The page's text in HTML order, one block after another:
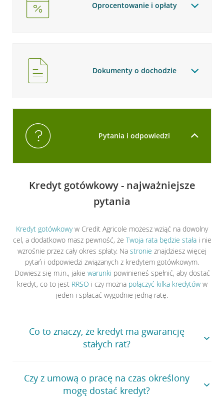
Oprocentowanie i opłaty
Dokumenty o dochodzie
Pytania i odpowiedzi
Kredyt gotówkowy - najważniejsze
pytania
Kredyt gotówkowyw Credit Agricole możesz wziąć na dowolny
cel, a dodatkowo masz pewność, że Twoja rata będzie stałai nie
wzrośnie przez cały okres spłaty. Na stronie znajdziesz więcej
pytań i odpowiedzi związanych z kredytem gotówkowym.
Dowiesz się m.in., jakie warunki powinieneś spełnić, aby dostać
kredyt, co to jest RRSO i czy można połączyć kilka kredytóww
jeden i spłacać wygodnie jedną ratę.
Co to znaczy, że kredyt ma gwarancję
stałych rat?
W Credit Agricole gwarantujemy stałą ratę w: kredycie
gotówkowym, konsolidacyjnym, ratalnym ,kredycie na
instalacje fotowoltaiczne. Oznacza, że Twoje raty będą
Czy z umową o pracę na czas określony
mogę dostać kredyt?